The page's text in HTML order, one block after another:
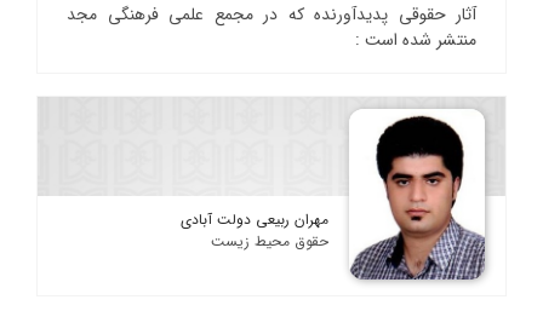
آثار حقوقی پدیدآورنده که در مجمع علمی فرهنگی مجد
منتشر شده است :
مهران ربیعی دولت آبادی
حقوق محیط زیست